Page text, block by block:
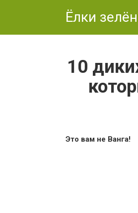
Ёлки
10
Это вам не Ванга!